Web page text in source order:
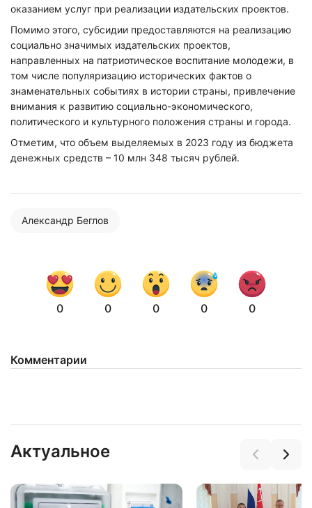
оказанием услуг при реализации издательских проектов.
Помимо этого, субсидии предоставляются на реализацию
социально значимых издательских проектов,
направленных на патриотическое воспитание молодежи, в
том числе популяризацию исторических фактов о
знаменательных событиях в истории страны, привлечение
внимания к развитию социально-экономического,
политического и культурного положения страны и города.
Отметим, что объем выделяемых в 2023 году из бюджета
денежных средств – 10 млн 348 тысяч рублей.
Александр Беглов
0 0 0 0 0
Комментарии
Актуальное